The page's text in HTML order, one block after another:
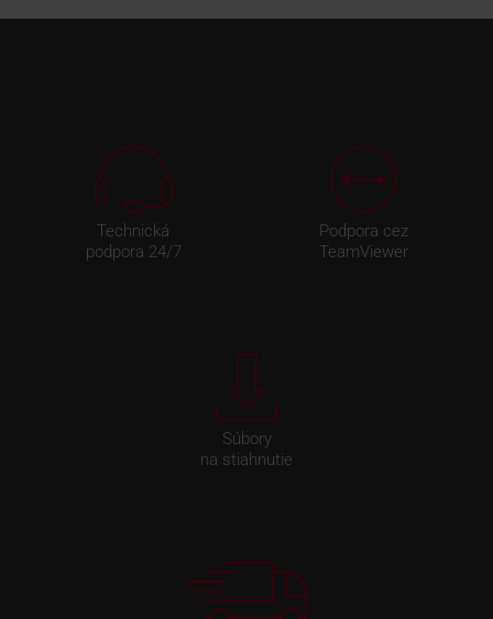
Technická
podpora 24/7
Podpora cez
TeamViewer
Súbory
na stiahnutie